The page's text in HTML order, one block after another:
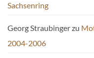
Sachsenring
Georg Straubingerzu
2004-2006